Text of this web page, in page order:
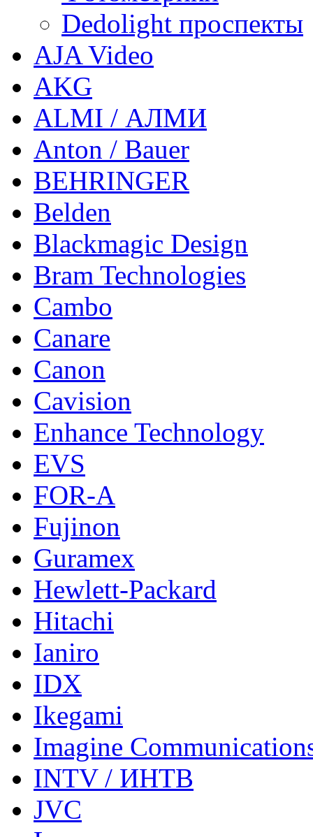
Dedolight проспекты
AJA Video
AKG
ALMI / АЛМИ
Anton / Bauer
BEHRINGER
Belden
Blackmagic Design
Bram Technologies
Cambo
Canare
Canon
Cavision
Enhance Technology
EVS
FOR-A
Fujinon
Guramex
Hewlett-Packard
Hitachi
Ianiro
IDX
Ikegami
Imagine
INTV / ИНТВ
JVC